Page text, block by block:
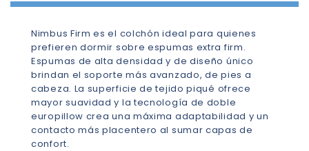
Nimbus Firm es el colchón ideal para quienes
prefieren dormir sobre espumas extra firm.
Espumas de alta densidad y de diseño único
brindan el soporte más avanzado, de pies a
cabeza. La superficie de tejido piqué ofrece
mayor suavidad y la tecnología de doble
europillow crea una máxima adaptabilidad y un
contacto más placentero al sumar capas de
confort.